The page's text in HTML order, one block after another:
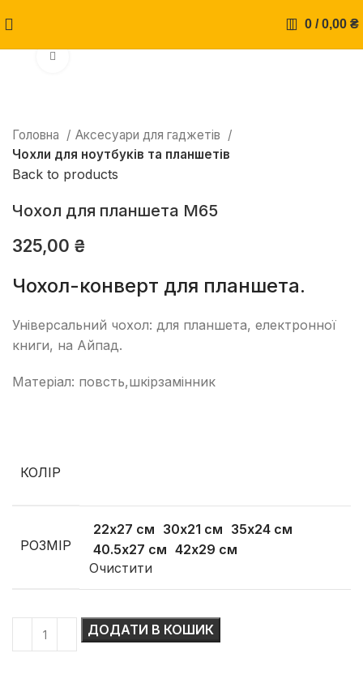
0 / 0,00 ₴
Головна
Аксесуари для гаджетів
Чохли для ноутбуків та планшетів
Back to products
Чохол для планшета М65
325,00 ₴
Чохол-конверт для планшета.
Універсальний чохол: для планшета, електронної
книги, на Айпад.
Матеріал: повсть,шкірзамінник
КОЛІР
РОЗМІР
22х27 см 30х21 см 35х24 см
40.5х27 см 42х29 см
Очистити
ДОДАТИ В КОШИК